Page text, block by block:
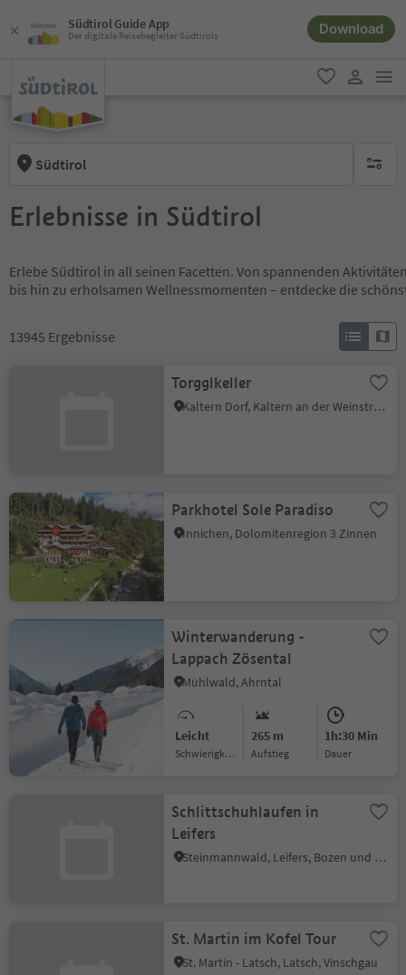
Südtirol Guide App
Der digitale Reisebegleiter Südtirols Download
favorit
Südtirol keine
Erlebnisse in Südtirol
Erlebe Südtirol in all seinen Facetten. Von spannenden
bis hin zu erholsamen Wellnessmomenten – entdecke die
13945 Ergebnisse
Torgglkeller
Kaltern Dorf, Kaltern an der Weinstraße, Südtiroler Weinstraße
Parkhotel Sole Paradiso
Innichen, Dolomitenregion 3 Zinnen
Winterwanderung -
Lappach Zösental
Mühlwald, Ahrntal
Leicht
Schwierigkeitsgrad
265 m
Aufstieg
1h:30 Min
Dauer
Schlittschuhlaufen in
Leifers
Steinmannwald, Leifers, Bozen und Umgebung
St. Martin im Kofel Tour
St. Martin - Latsch, Latsch, Vinschgau